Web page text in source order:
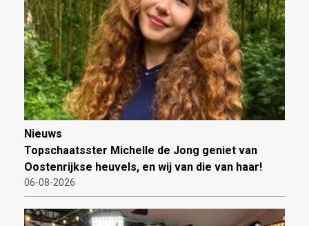
Nieuws
Topschaatsster Michelle de Jong geniet van
Oostenrijkse heuvels, en wij van die van haar!
06-08-2026